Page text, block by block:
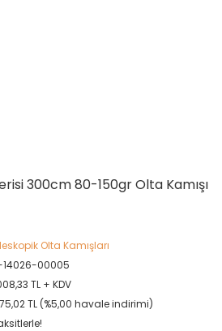
300cm 80-150gr Olta Kamışı
Olta Kamışları
14026-00005
TL + KDV
TL (%5,00 havale indirimi)